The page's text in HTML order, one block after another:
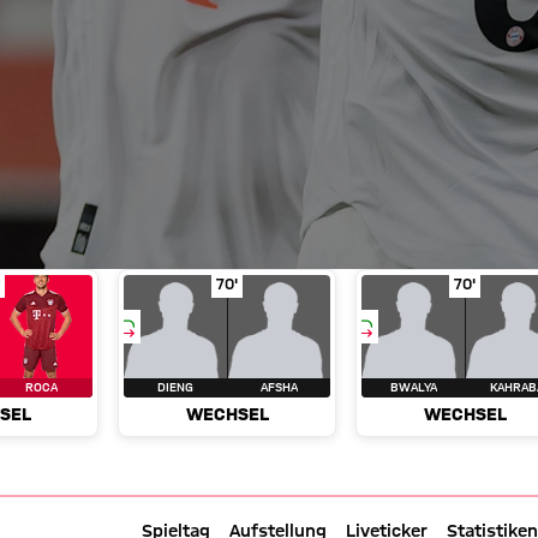
in Spielminute 62'
Tolisso für Roca in Spielminute 70'
ROCA
Wechsel Dieng für Afsha in
DIENG AFSHA
WECHSEL
70' Wechsel
BWALYA
WECHSEL
70'
Spieltag Aufstellung Liveticker Statistiken